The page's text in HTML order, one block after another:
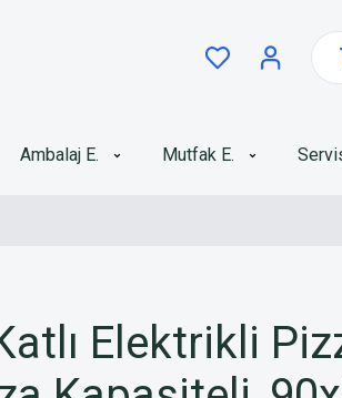
Ambalaj E. Mutfak E.
Elektrikli